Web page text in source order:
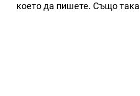
което да пишете. Също така